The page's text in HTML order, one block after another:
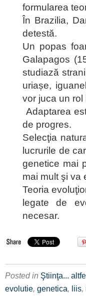
formularea
În Brazilia,
detestă.
Un popas
Galapagos
studiază
uriașe,
vor juca un
Adaptarea
de progres.
Selecţia
lucrurile de
genetice mai
mai mult şi va
Teoria
legate de
necesar.
Posted in Ştiinţa...
evolutie, genetica, liis,